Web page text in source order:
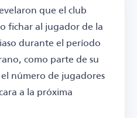
que el club
fichar al jugador de la
durante el período
como parte de su
número de jugadores
a la próxima